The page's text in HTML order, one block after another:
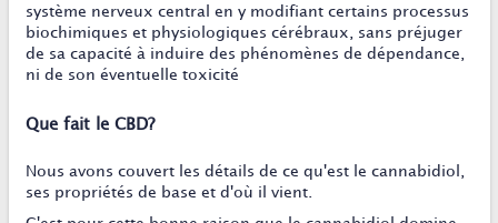
système nerveux central en y modifiant certains processus
biochimiques et physiologiques cérébraux, sans préjuger
de sa capacité à induire des phénomènes de dépendance,
ni de son éventuelle toxicité
Que fait le CBD?
Nous avons couvert les détails de ce qu'est le cannabidiol,
ses propriétés de base et d'où il vient.